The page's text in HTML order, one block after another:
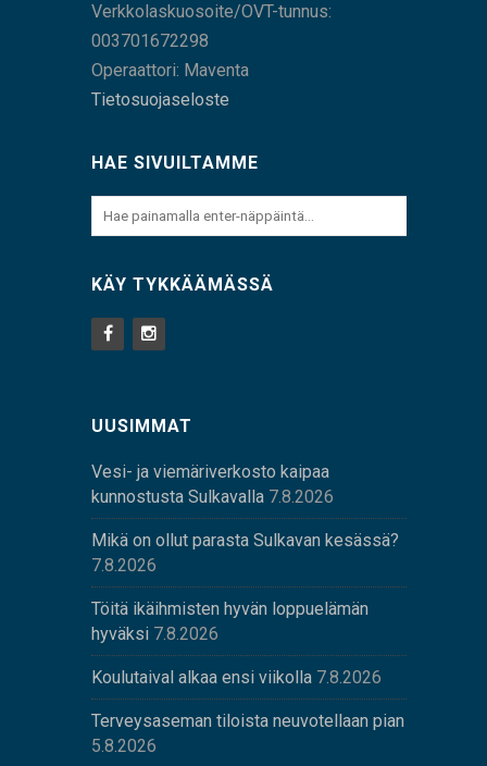
Verkkolaskuosoite/OVT-tunnus:
003701672298
Operaattori: Maventa
Tietosuojaseloste
HAE SIVUILTAMME
KÄY TYKKÄÄMÄSSÄ
UUSIMMAT
Vesi- ja viemäriverkosto kaipaa
kunnostusta Sulkavalla 7.8.2026
Mikä on ollut parasta Sulkavan kesässä?
7.8.2026
Töitä ikäihmisten hyvän loppuelämän
hyväksi 7.8.2026
Koulutaival alkaa ensi viikolla 7.8.2026
Terveysaseman tiloista neuvotellaan pian
5.8.2026